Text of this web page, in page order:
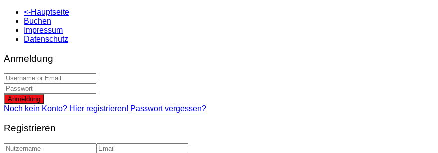
<-Hauptseite
Buchen
Impressum
Datenschutz
Anmeldung
Anmeldung
Noch kein Konto? Hier registrieren! Passwort vergessen?
Registrieren